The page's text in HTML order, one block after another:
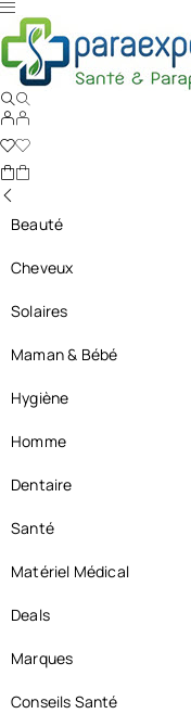
Beauté
Cheveux
Solaires
Maman & Bébé
Hygiène
Homme
Dentaire
Santé
Matériel Médical
Deals
Marques
Conseils Santé